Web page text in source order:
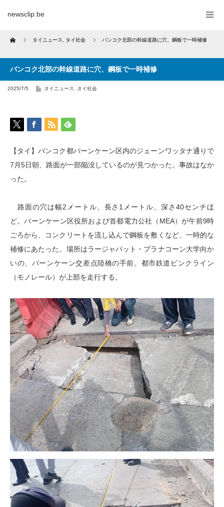
newsclip.be
Home タイニュース タイ社会 バンコク北部の幹線道路に穴、鋼板で一時補修
バンコク北部の幹線道路に穴、鋼板で一時補修
2025/7/5 タイニュース タイ社会
【タイ】バンコク都バーンケーン区内のジェーンワッタナ通りで
7月5日朝、路面が一部陥没しているのが見つかった。事故はなか
った。
路面の穴は幅2メートル、長さ1メートル、深さ40センチほ
ど。バーンケーン区役所および首都電力公社（MEA）が午前9時
ごろから、コンクリートを流し込んで鋼板を敷くなど、一時的な
補修にあたった。場所はラージャパット・プラナコーン大学向か
いの、バーンケーン交差点陸橋の手前。都市鉄道ピンクライン
（モノレール）が上部を走行する。